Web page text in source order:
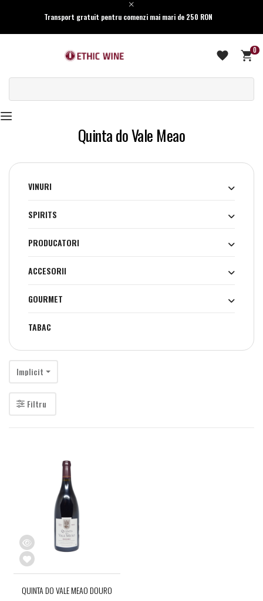
Transport gratuit pentru comenzi mai mari de 250 RON
0
Quinta do Vale Meao
VINURI
SPIRITS
PRODUCATORI
ACCESORII
GOURMET
TABAC
Implicit
Filtru
QUINTA DO VALE MEAO DOURO